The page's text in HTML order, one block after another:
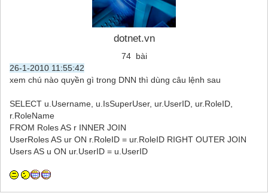
dotnet.vn
74 bài
26-1-2010 11:55:42
xem chú nào quyền gì trong DNN thì dùng câu lệnh sau
SELECT u.Username, u.IsSuperUser, ur.UserID, ur.RoleID,
r.RoleName
FROM Roles AS r INNER JOIN
UserRoles AS ur ON r.RoleID = ur.RoleID RIGHT OUTER JOIN
Users AS u ON ur.UserID = u.UserID